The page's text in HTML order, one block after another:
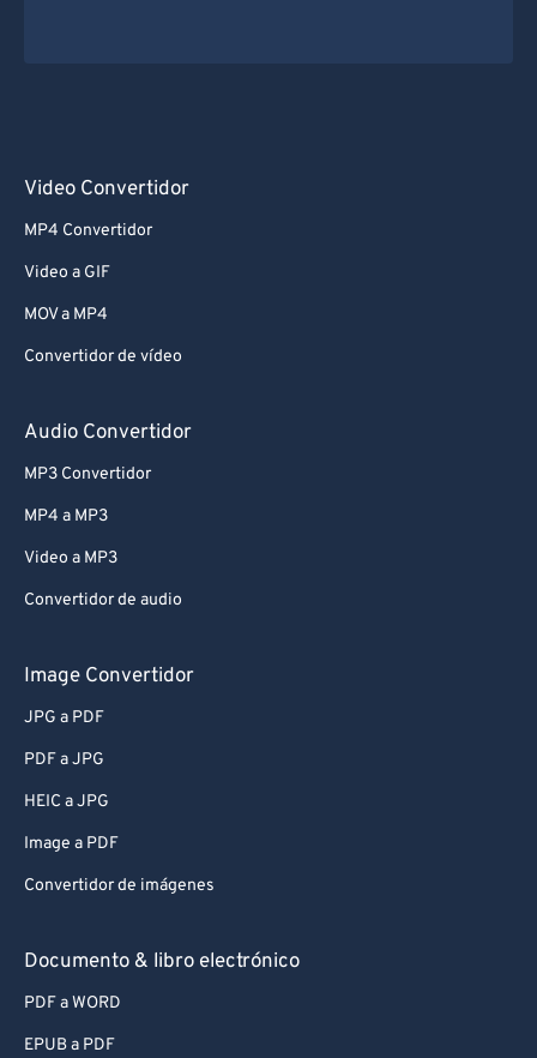
Video Convertidor
MP4 Convertidor
Video a GIF
MOV a MP4
Convertidor de vídeo
Audio Convertidor
MP3 Convertidor
MP4 a MP3
Video a MP3
Convertidor de audio
Image Convertidor
JPG a PDF
PDF a JPG
HEIC a JPG
Image a PDF
Convertidor de imágenes
Documento & libro electrónico
PDF a WORD
EPUB a PDF